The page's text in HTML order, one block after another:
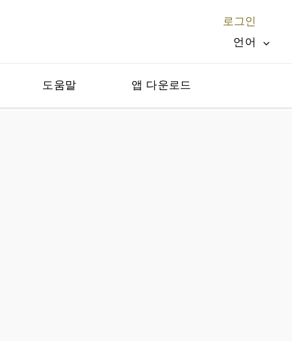
로그인
언어
도움말 앱 다운로드